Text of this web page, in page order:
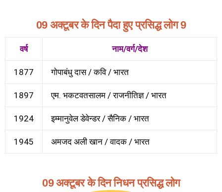
09 अक्टूबर के दिन पैदा हुए प्रसिद्ध लोग 9
वर्ष नाम/वर्ग/देश
1877 गोपाबंधु दास / कवि / भारत
1897 एम. भकटवतसालम / राजनीतिज्ञ / भारत
1924 इम्मानुवेल डेवेन्डर / सैनिक / भारत
1945 अमजद अली खान / वादक / भारत
09 अक्टूबर के दिन निधन प्रसिद्ध लोग